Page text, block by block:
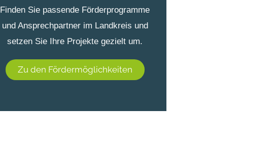
Finden Sie passende Förderprogramme
und Ansprechpartner im Landkreis und
setzen Sie Ihre Projekte gezielt um.
Zu den Fördermöglichkeiten